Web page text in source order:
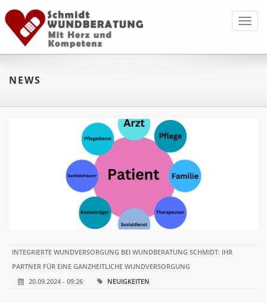
NEWS
INTEGRIERTE WUNDVERSORGUNG BEI WUNDBERATUNG SCHMIDT: IHR
PARTNER FÜR EINE GANZHEITLICHE WUNDVERSORGUNG
20.09.2024 - 09:26
NEUIGKEITEN